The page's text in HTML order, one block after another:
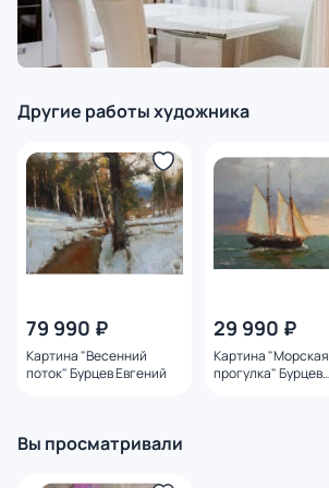
Другие работы художника
79 990 ₽
Картина "Весенний
поток" Бурцев Евгений
29 990 ₽
Картина "Морская
прогулка" Бурцев
Вы просматривали